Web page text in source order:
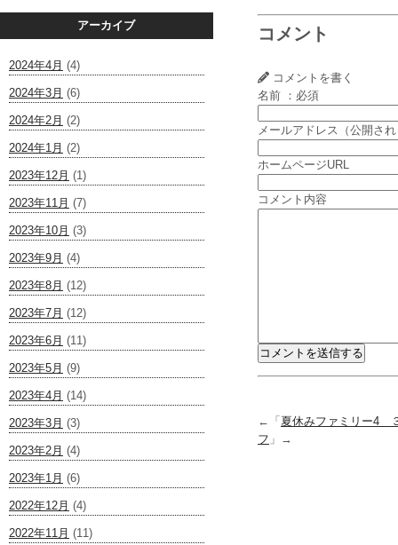
アーカイブ
2024年4月 (4)
2024年3月 (6)
2024年2月 (2)
2024年1月 (2)
2023年12月 (1)
2023年11月 (7)
2023年10月 (3)
2023年9月 (4)
2023年8月 (12)
2023年7月 (12)
2023年6月 (11)
2023年5月 (9)
2023年4月 (14)
2023年3月 (3)
2023年2月 (4)
2023年1月 (6)
2022年12月 (4)
2022年11月 (11)
コメント
コメントを書く
名前 ：必須
メールアドレス（公開さ
ホームページURL
コメント内容
←「 夏休みファミリー4
フ 」→